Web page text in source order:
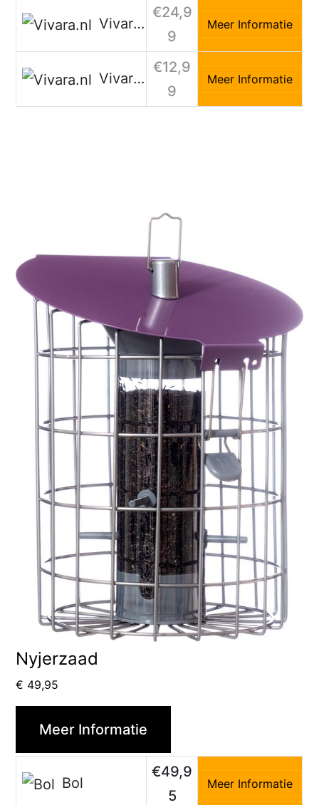
Vivara.nl
€24,9
9
Meer Informatie
Vivara.nl
€12,9
9
Meer Informatie
Nyjerzaad
€ 49,95
Meer Informatie
Bol
€49,9
5
Meer Informatie